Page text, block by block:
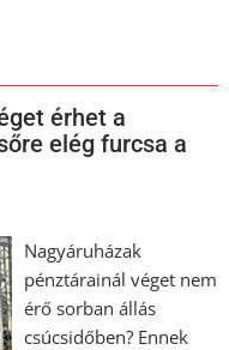
érhet a
elég furcsa a
Nagyáruházak
pénztárainál véget nem
érő sorban állás
csúcsidőben? Ennek